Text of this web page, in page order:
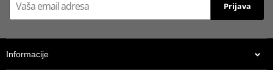
Prijava
Informacije